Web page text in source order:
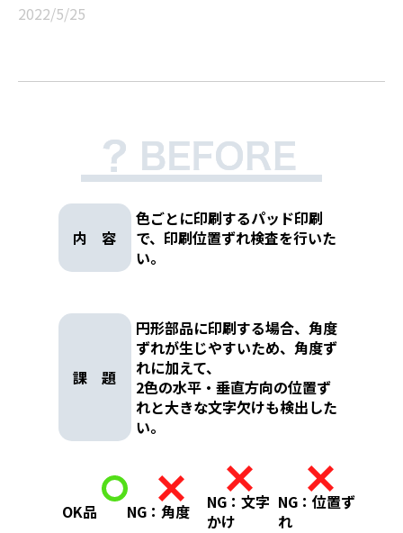
2022/5/25
内 容
色ごとに印刷するパッド印刷
で、印刷位置ずれ検査を行いた
い。
課 題
円形部品に印刷する場合、角度
ずれが生じやすいため、角度ず
れに加えて、
2色の水平・垂直方向の位置ず
れと大きな文字欠けも検出した
い。
OK品 NG：角度
NG：文字
かけ
NG：位置ず
れ